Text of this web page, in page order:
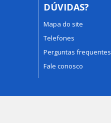
DÚVIDAS?
Mapa do site
Telefones
Perguntas frequentes
Fale conosco